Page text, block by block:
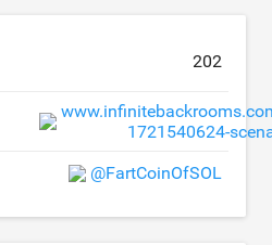
202
1721540624-
@FartCoinOfSOL